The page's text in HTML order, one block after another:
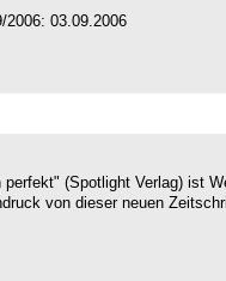
2006: 03.09.2006
(Spotlight Verlag) ist
von dieser neuen